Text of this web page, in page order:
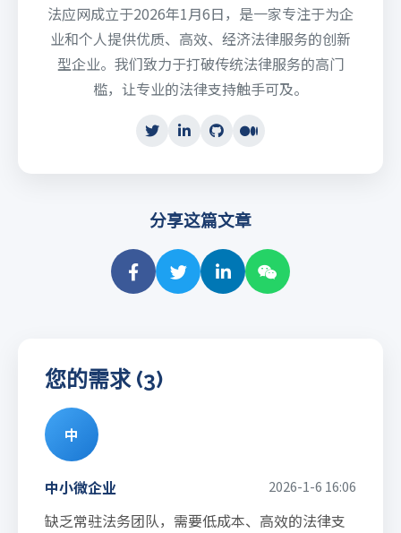
法应网成立于2026年1月6日，是一家专注于为企
业和个人提供优质、高效、经济法律服务的创新
型企业。我们致力于打破传统法律服务的高门
槛，让专业的法律支持触手可及。
分享这篇文章
您的需求 (3)
中
中小微企业 2026-1-6 16:06
缺乏常驻法务团队，需要低成本、高效的法律支